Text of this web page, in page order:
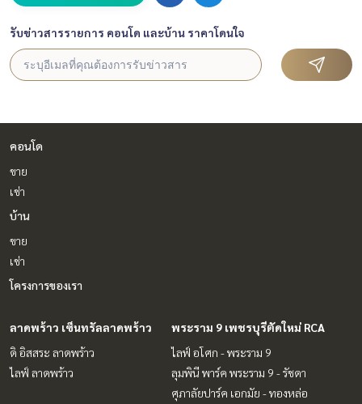
รับข่าวสารรายการ คอนโด และบ้าน ราคาโดนใจ
คอนโด
ขาย
เช่า
บ้าน
ขาย
เช่า
โครงการของเรา
ลาดพร้าว เซ็นทรัลลาดพร้าว
ดิ อิสสระ ลาดพร้าว
ไลฟ์ ลาดพร้าว
พระราม 9 เพชรบุรีตัดใหม่ RCA
ไลฟ์ อโศก - พระราม 9
ลุมพินี พาร์ค พระราม 9 - รัชดา
ศุภาลัยปาร์ค เอกมัย - ทองหล่อ